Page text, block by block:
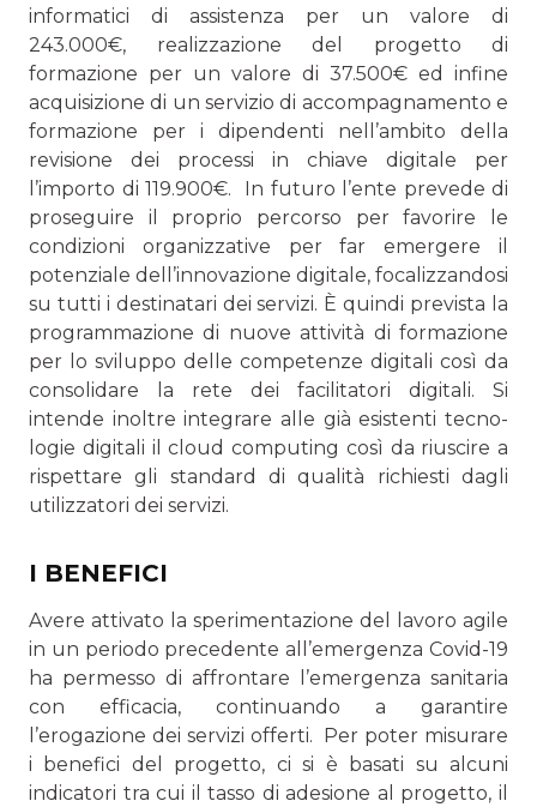
informatici di assistenza per un valore di
243.000€, realizzazione del progetto di
formazione per un valore di 37.500€ ed infine
acquisizione di un servizio di accompagnamento e
formazio­ne per i dipendenti nell’ambito della
revisione dei processi in chiave digitale per
l’importo di 119.900€. In futuro l’ente prevede di
proseguire il proprio percorso per favorire le
condizioni organizzative per far emergere il
potenziale dell’innovazione digitale, focalizzandosi
su tutti i destinatari dei servizi. È quindi prevista la
programmazione di nuove attività di formazione
per lo sviluppo delle com­petenze digitali così da
consolidare la rete dei facilitatori digitali. Si
intende inoltre integrare alle già esistenti tecno­
logie digitali il cloud computing così da riuscire a
rispettare gli standard di qualità richiesti dagli
utilizzatori dei servizi.
I BENEFICI
Avere attivato la sperimentazione del lavoro agile
in un periodo precedente all’emergenza Covid-19
ha permesso di affrontare l’emergenza sanitaria
con efficacia, continuando a garantire
l’erogazione dei servizi offerti. Per poter misurare
i benefici del progetto, ci si è basati su alcuni
indicatori tra cui il tasso di adesione al progetto, il